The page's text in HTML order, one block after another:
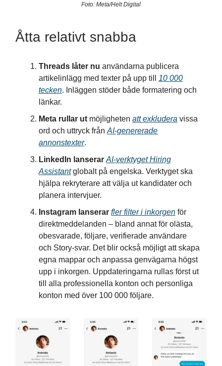
Foto: Meta/Helt Digital
Åtta relativt snabba
Threads låter nu användarna publicera
artikelinlägg med texter på upp till 10 000
tecken. Inläggen stöder både formatering och
länkar.
Meta rullar ut möjligheten att exkludera vissa
ord och uttryck från AI-genererade
annonstexter.
LinkedIn lanserar AI-verktyget Hiring
Assistantglobalt på engelska. Verktyget ska
hjälpa rekryterare att välja ut kandidater och
planera intervjuer.
Instagram lanserar fler filter i inkorgen för
direktmeddelanden – bland annat för olästa,
obesvarade, följare, verifierade användare
och Story-svar. Det blir också möjligt att skapa
egna mappar och anpassa genvägarna högst
upp i inkorgen. Uppdateringarna rullas först ut
till alla professionella konton och personliga
konton med över 100 000 följare.